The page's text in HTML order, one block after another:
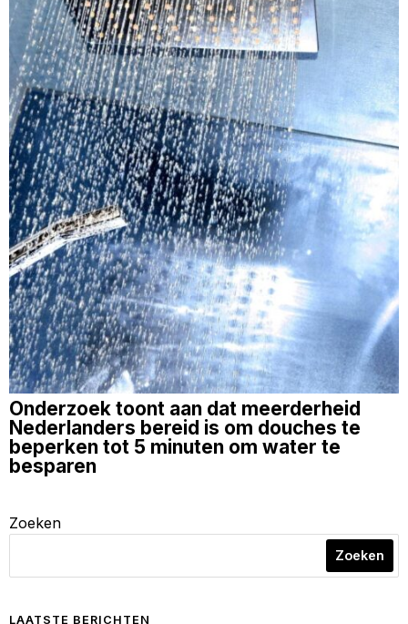
Onderzoek toont aan dat meerderheid
Nederlanders bereid is om douches te
beperken tot 5 minuten om water te
besparen
Zoeken
Zoeken
LAATSTE BERICHTEN